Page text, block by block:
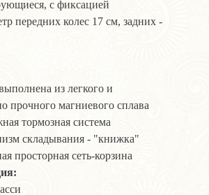
с фиксацией
колес 17 см, задних -
из легкого и
прочного магниевого сплава
тормозная система
складывания - "книжка"
сеть-корзина